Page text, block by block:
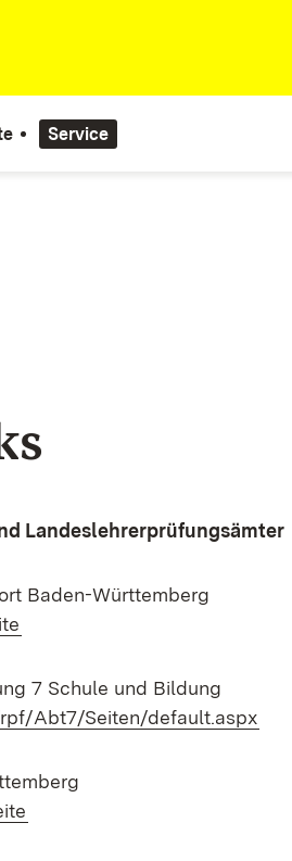
Service
Landeslehrerprüfungsämter
Baden-Württemberg
7 Schule und Bildung
Abt7/Seiten/default.aspx